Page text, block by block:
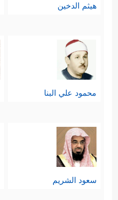
هيثم الدخين
محمود علي البنا
سعود الشريم